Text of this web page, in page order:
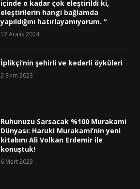
içinde o kadar çok eleştirildi ki,
eleştirilerin hangi bağlamda
yapıldığını hatırlayamıyorum. “
12 Aralık 2024
İplikçi’nin şehirli ve kederli öyküleri
2 Ekim 2023
Ruhunuzu Sarsacak %100 Murakami
Dünyası: Haruki Murakami’nin yeni
kitabını Ali Volkan Erdemir ile
konuştuk!
6 Mart 2023